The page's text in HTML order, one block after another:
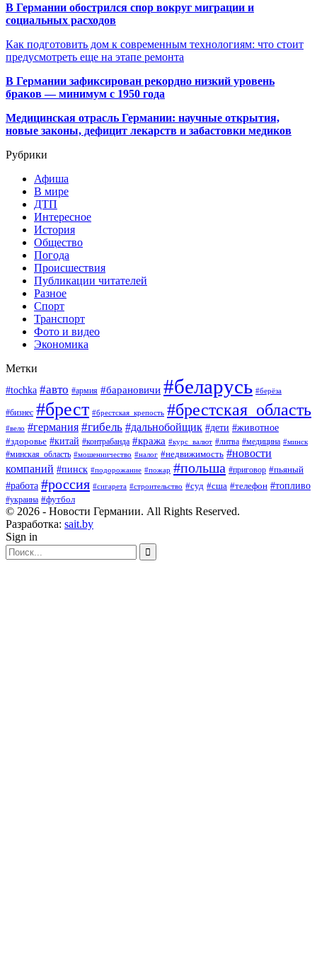
В Германии обострился спор вокруг миграции и
социальных расходов
Как подготовить дом к современным технологиям: что стоит
предусмотреть еще на этапе ремонта
В Германии зафиксирован рекордно низкий уровень
браков — минимум с 1950 года
Медицинская отрасль Германии: научные открытия,
новые законы, дефицит лекарств и забастовки медиков
Рубрики
Афиша
В мире
ДТП
Интересное
История
Общество
Погода
Происшествия
Публикации читателей
Разное
Спорт
Транспорт
Фото и видео
Экономика
Метки
#tochka #авто #армия #барановичи #беларусь #берёза
#бизнес #брест #брестская_крепость #брестская_область
#вело #германия #гибель #дальнобойщик #дети #животное
#здоровье #китай #контрабанда #кража #курс_валют #литва #медицина #минск
#минская_область #мошенничество #налог #недвижимость #новости
компаний #пинск #подорожание #пожар #польша #приговор #пьяный
#работа #россия #сигарета #строительство #суд #сша #телефон #топливо
#украина #футбол
© 2026 - Новости Германии. All Rights Reserved.
Разработка: sait.by
Sign in